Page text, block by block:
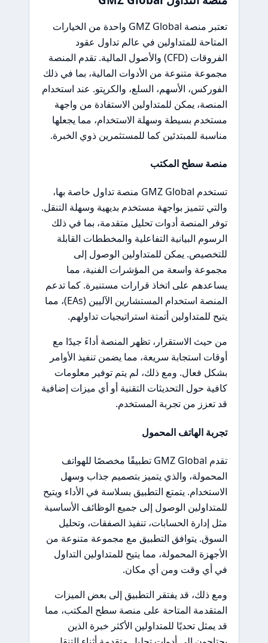
تعتبر منصة GMZ Global واحدة من الخيارات
المتاحة للمتداولين في عالم تداول عقود
الفروقات (CFD) والأصول المالية. تقدم المنصة
مجموعة متنوعة من الأدوات المالية، بما في ذلك
الفوركس، الأسهم، السلع، والكرپتو. عند استخدام
المنصة، يمكن للمتداولين الاستفادة من واجهة
مستخدم بسيطة وسهلة الاستخدام، مما يجعلها
مناسبة للمبتدئين كما للمستثمرين ذوي الخبرة.
منصة سطح المكتب
تستخدم GMZ Global منصة تداول خاصة بها،
والتي تتميز بواجهة مستخدم بديهية وسهلة التنقل.
توفر المنصة أدوات تحليل متقدمة، بما في ذلك
الرسوم البيانية التفاعلية والمخططات القابلة
للتخصيص. يمكن للمتداولين الوصول إلى
مجموعة واسعة من المؤشرات الفنية، مما
يساعدهم على اتخاذ قرارات مستنيرة. كما تدعم
المنصة استخدام المستشارين الآليين (EAs)، مما
يتيح للمتداولين أتمتة استراتيجيات تداولهم.
من حيث الاستقرار، تظهر المنصة أداءً جيدًا مع
أوقات استجابة سريعة، مما يضمن تنفيذ الأوامر
بشكل فعال. ومع ذلك، لم يتم توفير معلومات
كافية حول التحديثات التقنية أو أي ميزات إضافية
قد تعزز من تجربة المستخدم.
تجربة الهاتف المحمول
تقدم GMZ Global تطبيقًا مخصصًا للهواتف
المحمولة، والذي يتميز بتصميم جذاب وسهل
الاستخدام. يتمتع التطبيق بسلاسة في الأداء ويتيح
للمتداولين الوصول إلى جميع الوظائف الأساسية
مثل إدارة الحسابات، تنفيذ الصفقات، وتحليل
السوق. يتوافق التطبيق مع مجموعة متنوعة من
الأجهزة المحمولة، مما يتيح للمتداولين التداول
في أي وقت ومن أي مكان.
ومع ذلك، قد يفتقر التطبيق إلى بعض الميزات
المتقدمة المتاحة على منصة سطح المكتب، مما
قد يمثل تحديًا للمتداولين الأكثر خبرة الذين